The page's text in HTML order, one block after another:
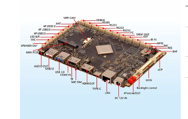
Pantallas de vídeo clásicas
Sistema multipantalla
Iluminación para comercios minoristas